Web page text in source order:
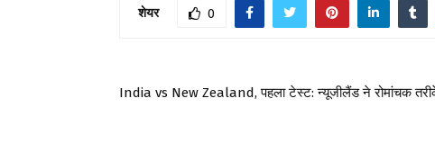
शेयर 0
India vs New Zealand, पहला टेस्ट: न्यूजीलैंड ने रोमांचक तरीके